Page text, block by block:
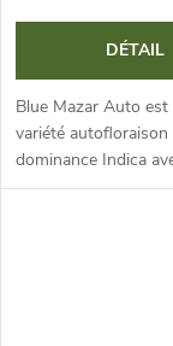
DÉTAIL
Blue Mazar Auto est
variété autofloraison
dominance Indica
teneur en THC